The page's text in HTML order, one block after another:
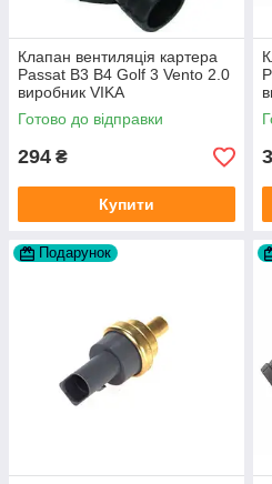
Клапан вентиляція картера
Passat B3 B4 Golf 3 Vento 2.0
виробник VIKA
Готово до відправки
294 ₴
Купити
Подарунок